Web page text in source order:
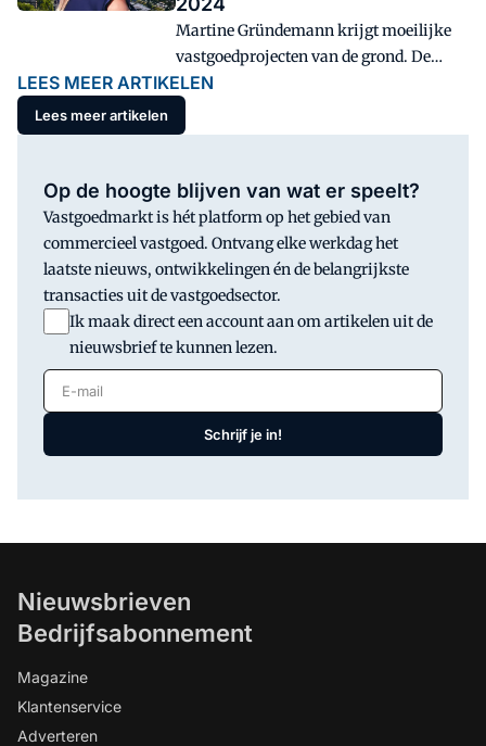
Martine Gründemann krijgt moeilijke
vastgoedprojecten van de grond. De
directeur Ontwikkeling van Zadelhoff is
Vastgoedvrouw/man van het jaar award.
LEES MEER ARTIKELEN
Lees meer artikelen
Op de hoogte blijven van wat er speelt?
Vastgoedmarkt is hét platform op het gebied van
commercieel vastgoed. Ontvang elke werkdag het
laatste nieuws, ontwikkelingen én de belangrijkste
transacties uit de vastgoedsector.
Ik maak direct een account aan om artikelen uit de
nieuwsbrief te kunnen lezen.
E-mail
Schrijf je in!
Nieuwsbrieven
Bedrijfsabonnement
Magazine
Klantenservice
Adverteren